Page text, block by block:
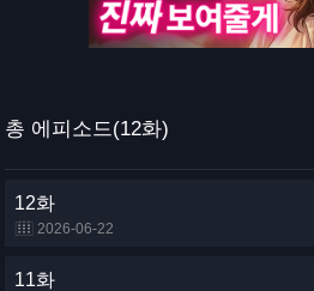
총 에피소드(12화)
12화
2026-06-22
11화